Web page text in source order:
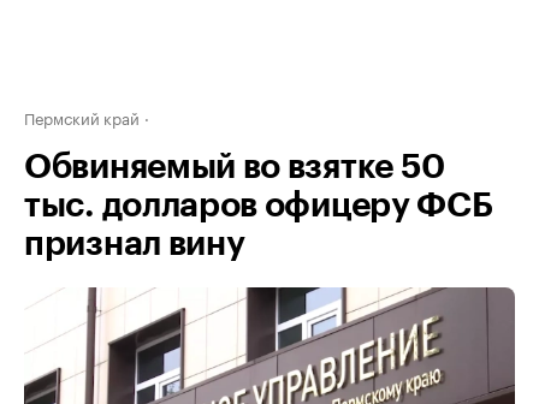
Пермский край
Обвиняемый во взятке 50
тыс. долларов офицеру ФСБ
признал вину